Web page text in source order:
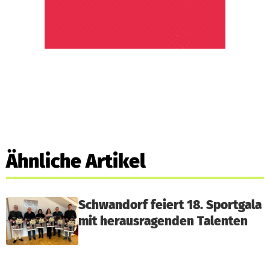
Ähnliche Artikel
Schwandorf feiert 18. Sportgala
mit herausragenden Talenten